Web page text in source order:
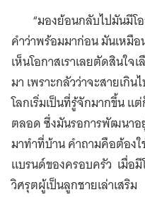
“มองย้อนกลับไปมันมีโ
คำว่าพร้อมมาก่อน มันเหมื
เห็นโอกาสเราเลยตัดสินใจ
มา เพราะกลัวว่าจะสายเกิน
โลกเริ่มเป็นที่รู้จักมากขึ้น
ตลอด ซึ่งมันรอการพัฒนาอ
มาทำที่บ้าน คำถามคือต้อง
แบรนด์ของครอบครัว เมื่อมี
วิศรุตผู้เป็นลูกชายเล่าเสริม